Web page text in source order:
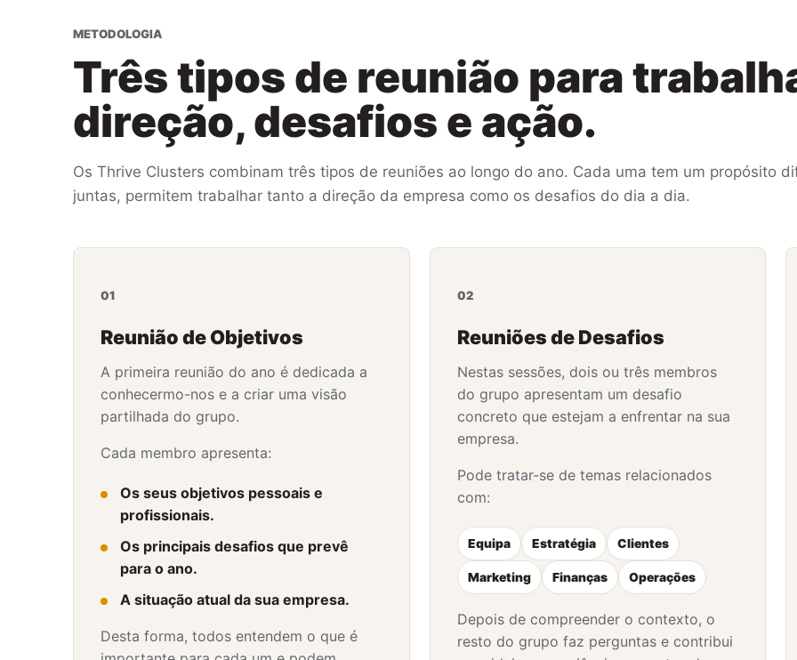
METODOLOGIA
Três tipos de reunião para
direção, desafios e ação.
Os Thrive Clusters combinam três tipos de reuniões ao longo do ano. Cada uma tem um propósito
juntas, permitem trabalhar tanto a direção da empresa como os desafios do dia a dia.
01
Reunião de Objetivos
A primeira reunião do ano é dedicada a
conhecermo-nos e a criar uma visão
partilhada do grupo.
Cada membro apresenta:
Os seus objetivos pessoais e
profissionais.
Os principais desafios que prevê
para o ano.
A situação atual da sua empresa.
Desta forma, todos entendem o que é
02
Reuniões de Desafios
Nestas sessões, dois ou três membros
do grupo apresentam um desafio
concreto que estejam a enfrentar na sua
empresa.
Pode tratar-se de temas relacionados
com:
Equipa Estratégia Clientes
Marketing Finanças Operações
Depois de compreender o contexto, o
resto do grupo faz perguntas e contribui